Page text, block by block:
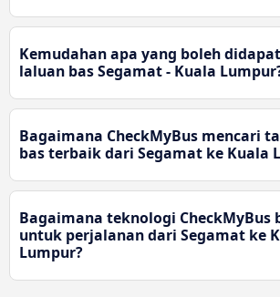
Kemudahan apa yang boleh
laluan bas Segamat - Kuala
Bagaimana CheckMyBus mencari
bas terbaik dari Segamat ke Kuala
Bagaimana teknologi CheckMyBus
untuk perjalanan dari Segamat ke
Lumpur?